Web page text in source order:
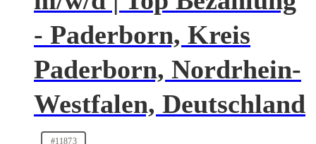
- Paderborn, Kreis
Paderborn, Nordrhein-
Westfalen, Deutschland
#11873